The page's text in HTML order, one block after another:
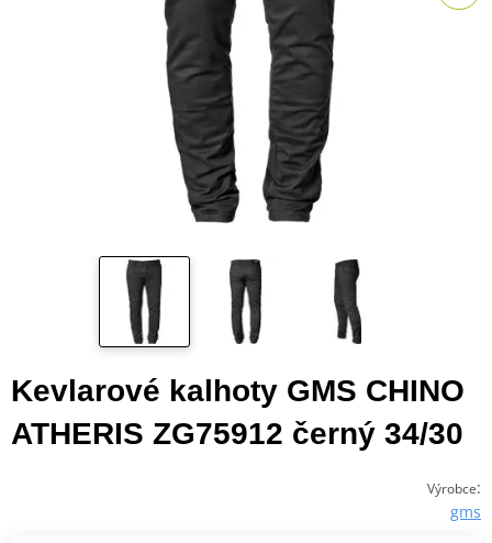
Kevlarové kalhoty GMS CHINO
ATHERIS ZG75912 černý 34/30
Výrobce:
gms